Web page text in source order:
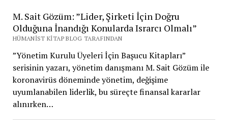
M. Sait Gözüm: ”Lider, Şirketi İçin Doğru
Olduğuna İnandığı Konularda Israrcı Olmalı”
HÜMANIST KITAP BLOG TARAFINDAN
”Yönetim Kurulu Üyeleri İçin Başucu Kitapları”
serisinin yazarı, yönetim danışmanı M. Sait Gözüm ile
koronavirüs döneminde yönetim, değişime
uyumlanabilen liderlik, bu süreçte finansal kararlar
alınırken…